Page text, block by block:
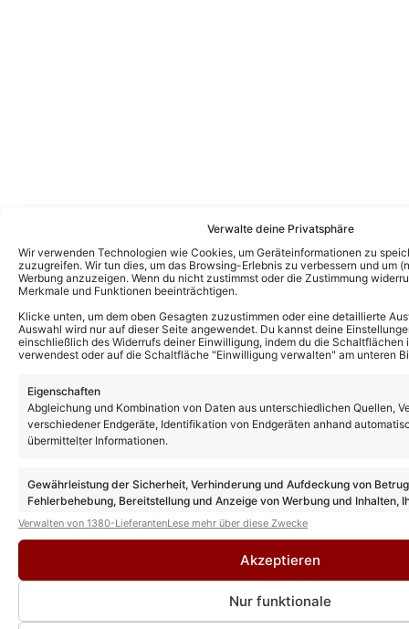
Verwalte deine Privatsphäre
Wir verwenden Technologien wie Cookies, um Geräteinformationen zu
zuzugreifen. Wir tun dies, um das Browsing-Erlebnis zu verbessern und um
Werbung anzuzeigen. Wenn du nicht zustimmst oder die Zustimmung
Merkmale und Funktionen beeinträchtigen.
Klicke unten, um dem oben Gesagten zuzustimmen oder eine detaillierte
Auswahl wird nur auf dieser Seite angewendet. Du kannst deine
einschließlich des Widerrufs deiner Einwilligung, indem du die
verwendest oder auf die Schaltfläche "Einwilligung verwalten" am unteren
Eigenschaften
Abgleichung und Kombination von Daten aus unterschiedlichen Quellen,
verschiedener Endgeräte, Identifikation von Endgeräten anhand
übermittelter Informationen.
Gewährleistung der Sicherheit, Verhinderung und Aufdeckung von
Fehlerbehebung, Bereitstellung und Anzeige von Werbung und Inhalten,
Entscheidungen zum Datenschutz speichern und übermitteln.
Verwalten von 1380-LieferantenLese mehr über diese Zwecke
Akzeptieren
Nur funktionale